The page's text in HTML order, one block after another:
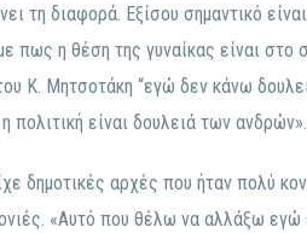
τη διαφορά. Εξίσου σημαντικό
πως η θέση της γυναίκας είναι στο
Κ. Μητσοτάκη “εγώ δεν κάνω
είναι δουλειά των ανδρών».
δημοτικές αρχές που ήταν πολύ
«Αυτό που θέλω να αλλάξω εγώ